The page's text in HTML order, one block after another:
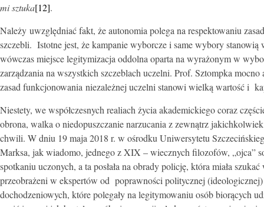
mi sztuka[12].
Należy uwzględniać fakt, że autonomia polega na respektowaniu
szczebli. Istotne jest, że kampanie wyborcze i same wybory
wówczas miejsce legitymizacja oddolna oparta na wyrażonym w
zarządzania na wszystkich szczeblach uczelni. Prof. Sztompka
zasad funkcjonowania niezależnej uczelni stanowi wielką wartość i
Niestety, we współczesnych realiach życia akademickiego coraz
obrona, walka o niedopuszczanie narzucania z zewnątrz
chwili. W dniu 19 maja 2018 r. w ośrodku Uniwersytetu
Marksa, jak wiadomo, jednego z XIX – wiecznych filozofów, „ojca”
spotkaniu uczonych, a ta posłała na obrady policję, która miała
przeobrażeni w ekspertów od poprawności politycznej
dochodzeniowych, które polegały na legitymowaniu osób biorących